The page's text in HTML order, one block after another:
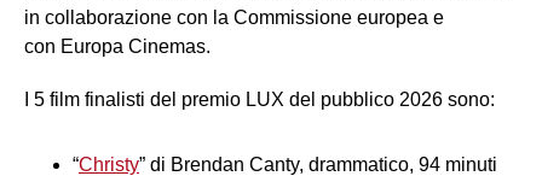
in collaborazione con la Commissione europea e
con Europa Cinemas.
I 5 film finalisti del premio LUX del pubblico 2026 sono:
“Christy” di Brendan Canty, drammatico, 94 minuti